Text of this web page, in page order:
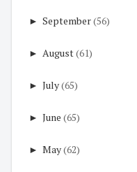
► September(56)
► August(61)
► July(65)
► June (65)
► May(62)